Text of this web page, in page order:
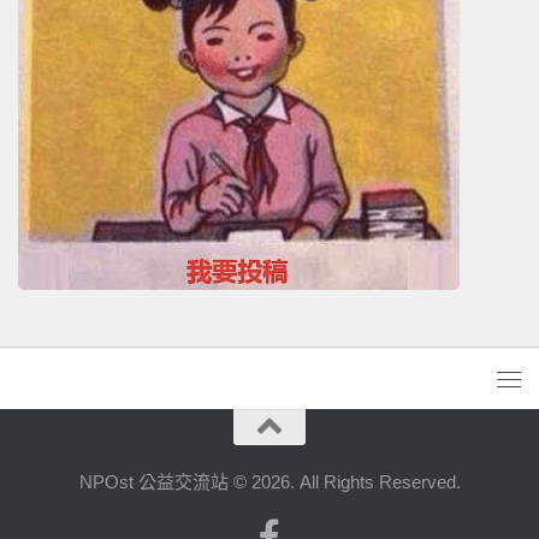
NPOst 公益交流站 © 2026. All Rights Reserved.